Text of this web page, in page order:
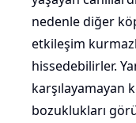
nedenle diğer
etkileşim
hissedebilirler.
karşılayamayan
bozuklukları